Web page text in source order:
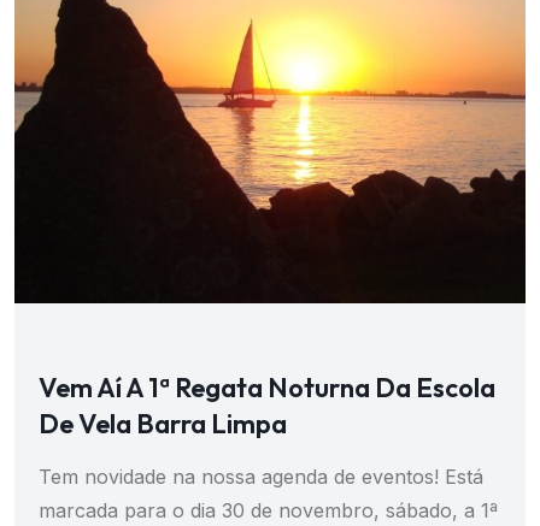
Vem Aí A 1ª Regata Noturna Da Escola
De Vela Barra Limpa
Tem novidade na nossa agenda de eventos! Está
marcada para o dia 30 de novembro, sábado, a 1ª